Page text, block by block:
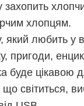
хлопцям.
який любить у
пригоди,
буде цікавою
світиться,